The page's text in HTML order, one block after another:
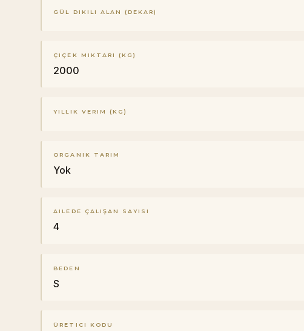
GÜL DIKILI ALAN (DEKAR)
ÇIÇEK MIKTARI (KG)
2000
YILLIK VERIM (KG)
ORGANIK TARIM
Yok
AILEDE ÇALIŞAN SAYISI
4
BEDEN
S
ÜRETICI KODU